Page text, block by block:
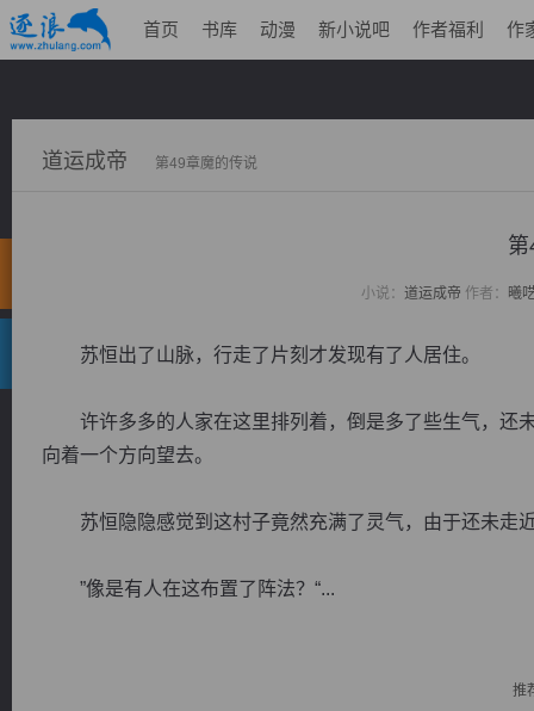
首页 书库 动漫 新小说吧 作者福利 作
道运成帝 第49章魔的传说
小说： 道运成帝 作者： 曦
苏恒出了山脉，行走了片刻才发现有了人居住。
许许多多的人家在这里排列着，倒是多了些生气，还
向着一个方向望去。
苏恒隐隐感觉到这村子竟然充满了灵气，由于还未走
”像是有人在这布置了阵法？“...
推